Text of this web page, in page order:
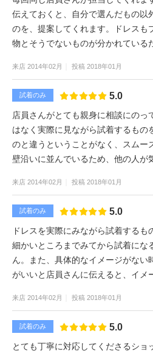
伝えておくと、自分で選んだもの以
のを、提案してくれます。ドレスも
物とそうでないものが分かれている
にも、周りが気になりませんでした。
来店 2014年02月 投稿 2018年01月
試着のみ 5.0
店員さんがとても親身に相談にのっ
はなく実際に見ながら試着するもの
のと違うということがなく、スムー
壁沿いに並んでいるため、他の人が
来店 2014年02月 投稿 2018年01月
試着のみ 5.0
ドレスを実際にみながら試着するも
細かいところまでみてから試着にな
ん。また、具体的なイメージがない
がいいと店員さんに伝えると、イメ
来店 2014年02月 投稿 2018年01月
試着のみ 5.0
とても丁寧に対応してくださるショ